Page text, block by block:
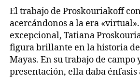
El trabajo de Proskouriakoff
acercándonos a la era
excepcional, Tatiana
figura brillante en la historia
Mayas. En su trabajo de campo
presentación, ella daba énfasis